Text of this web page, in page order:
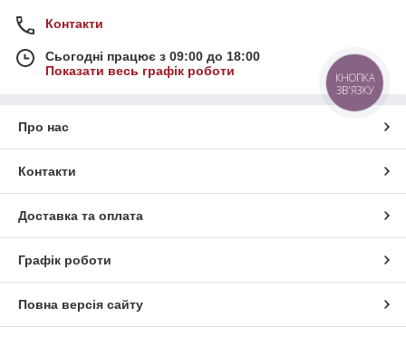
Контакти
Сьогодні працює з 09:00 до 18:00
Показати весь графік роботи
Про нас
Контакти
Доставка та оплата
Графік роботи
Повна версія сайту
КНОПКА
ЗВ'ЯЗКУ